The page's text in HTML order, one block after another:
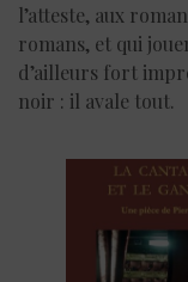
l’atteste, aux
romans, et qui
d’ailleurs fort
noir : il avale tout.